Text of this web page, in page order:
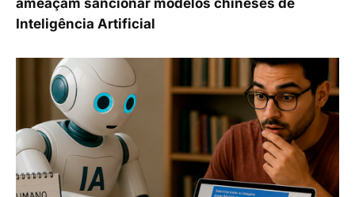
ameaçam sancionar modelos chineses de
Inteligência Artificial